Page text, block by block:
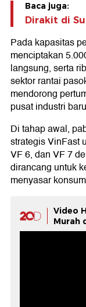
Baca juga:
Dirakit di
Pada kapasitas
menciptakan
langsung, serta
sektor rantai
mendorong
pusat industri
Di tahap awal,
strategis VinFast
VF 6, dan VF 7
dirancang untuk
menyasar
Video
Murah